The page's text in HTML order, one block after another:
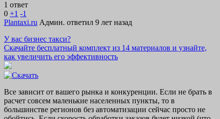
1 ответ
0 +1 -1
Plantaxi.ru Админ. ответил 9 лет назад
У вас бизнес такси?
Скачайте бесплатный комплект из 14 материалов и узнайте,
как увеличить его эффективность
Все зависит от вашего рынка и конкуренции. Если не брать в
расчет совсем маленькие населенных пункты, то в
большинстве регионов без автоматизации сейчас просто не